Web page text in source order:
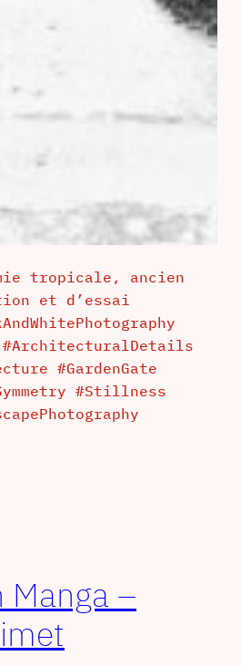
tropicale, ancien
et d’essai
#ArchitecturalDetails
#GardenGate
#Stillness
Manga –